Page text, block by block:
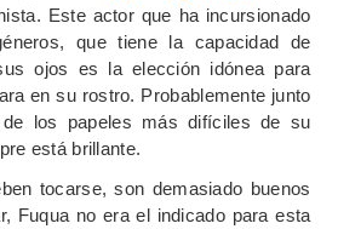
Este actor que ha incursionado
que tiene la capacidad de
ojos es la elección idónea para
en su rostro. Probablemente junto
los papeles más difíciles de su
está brillante.
tocarse, son demasiado buenos
Fuqua no era el indicado para esta